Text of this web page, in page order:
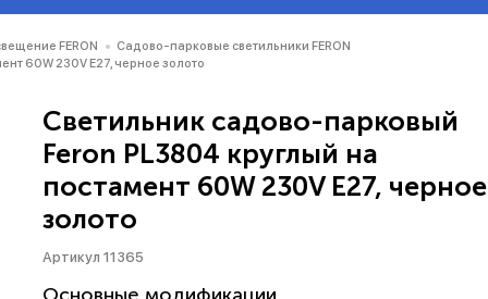
Светодиодные
Акцентное
Ленты
Аксессуары
Датчики
Эпра (балласты)
Гирлянды белт-
FERON
Садово-парковые светильники FERON
60W 230V E27, черное золото
Светильник садово-парковый
Feron PL3804 круглый на
постамент 60W 230V E27, черное
золото
Артикул 11365